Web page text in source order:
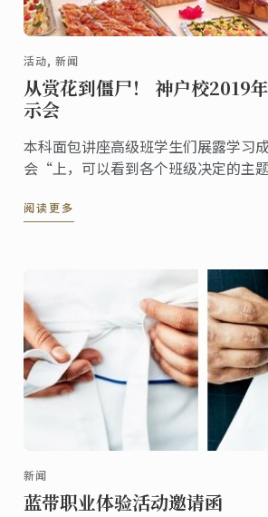
活动, 新闻
从赏花到僵尸！ 神户校2019
示会
本科面包讲座高级班学生们展露学习
会“上，可以看到各个班级决定的主
吃。
阅读更多
新闻
蓝带职业体验活动邀请函